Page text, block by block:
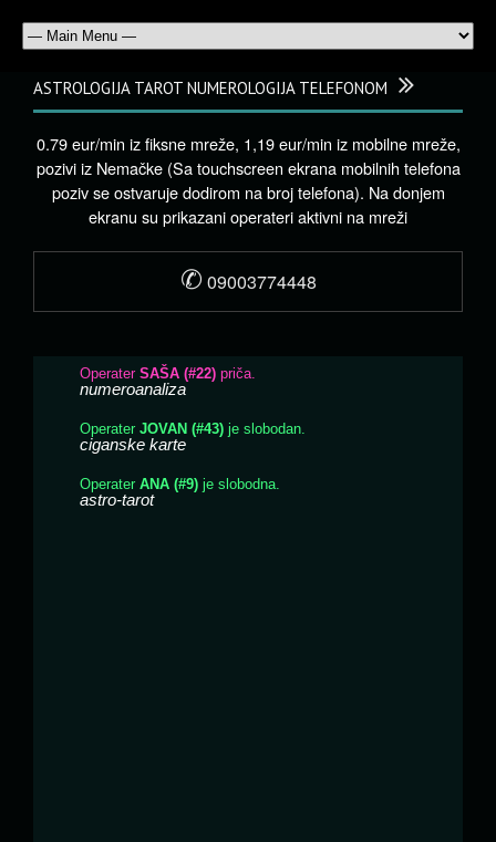
ASTROLOGIJA TAROT NUMEROLOGIJA TELEFONOM
0.79 eur/min iz fiksne mreže, 1,19 eur/min iz mobilne mreže,
pozivi iz Nemačke (Sa touchscreen ekrana mobilnih telefona
poziv se ostvaruje dodirom na broj telefona). Na donjem
ekranu su prikazani operateri aktivni na mreži
✆ 09003774448